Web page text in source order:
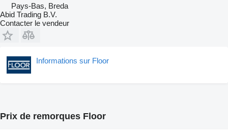
Pays-Bas, Breda
Abid Trading B.V.
Contacter le vendeur
Informations sur Floor
Prix de remorques Floor